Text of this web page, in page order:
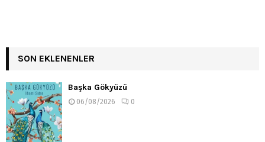
SON EKLENENLER
Başka Gökyüzü
06/08/2026 0